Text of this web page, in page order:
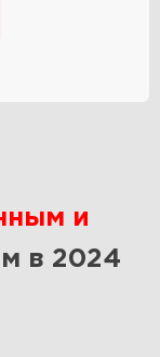
и
в 2024